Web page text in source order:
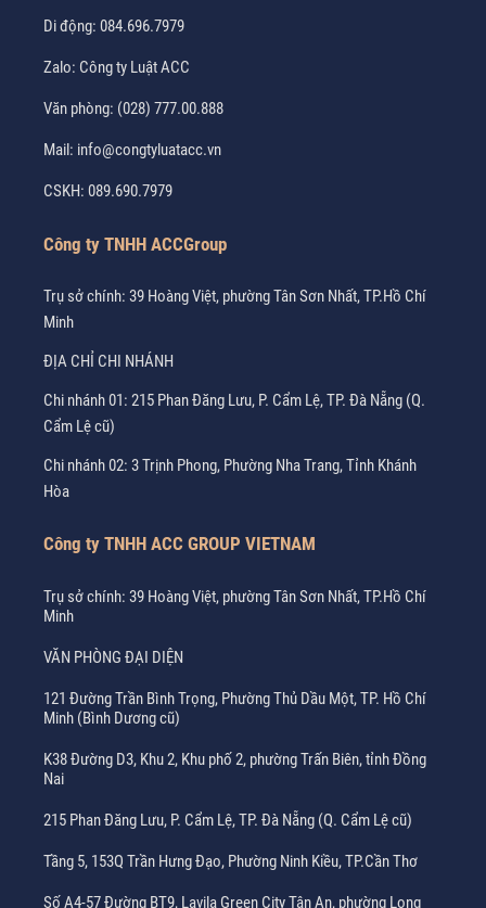
Di động: 084.696.7979
Zalo: Công ty Luật ACC
Văn phòng: (028) 777.00.888
Mail: info@congtyluatacc.vn
CSKH: 089.690.7979
Công ty TNHH ACCGroup
Trụ sở chính: 39 Hoàng Việt, phường Tân Sơn Nhất, TP.Hồ Chí
Minh
ĐỊA CHỈ CHI NHÁNH
Chi nhánh 01: 215 Phan Đăng Lưu, P. Cẩm Lệ, TP. Đà Nẵng (Q.
Cẩm Lệ cũ)
Chi nhánh 02: 3 Trịnh Phong, Phường Nha Trang, Tỉnh Khánh
Hòa
Công ty TNHH ACC GROUP VIETNAM
Trụ sở chính: 39 Hoàng Việt, phường Tân Sơn Nhất, TP.Hồ Chí
Minh
VĂN PHÒNG ĐẠI DIỆN
121 Đường Trần Bình Trọng, Phường Thủ Dầu Một, TP. Hồ Chí
Minh (Bình Dương cũ)
K38 Đường D3, Khu 2, Khu phố 2, phường Trấn Biên, tỉnh Đồng
Nai
215 Phan Đăng Lưu, P. Cẩm Lệ, TP. Đà Nẵng (Q. Cẩm Lệ cũ)
Tầng 5, 153Q Trần Hưng Đạo, Phường Ninh Kiều, TP.Cần Thơ
Số A4-57 Đường BT9, Lavila Green City Tân An, phường Long